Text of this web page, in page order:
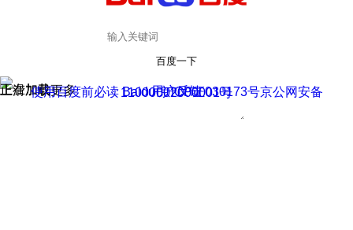
百度一下
正在加载
上滑加载更多 用户反馈
使用百度前必读 Baidu 京ICP证030173号
京公网安备11000002000001号